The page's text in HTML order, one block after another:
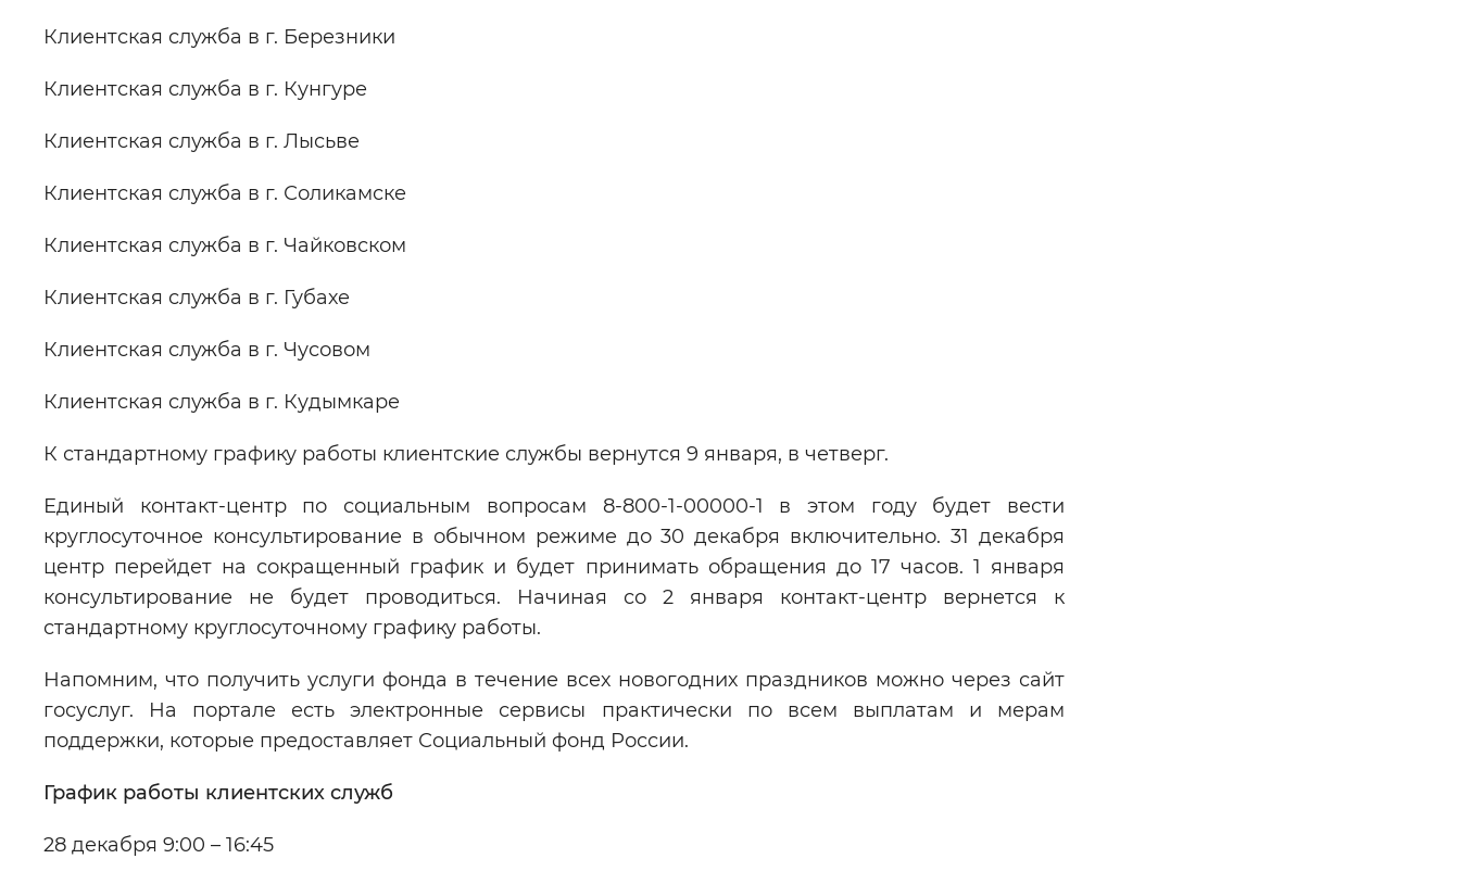
Клиентская служба в г. Березники
Клиентская служба в г. Кунгуре
Клиентская служба в г. Лысьве
Клиентская служба в г. Соликамске
Клиентская служба в г. Чайковском
Клиентская служба в г. Губахе
Клиентская служба в г. Чусовом
Клиентская служба в г. Кудымкаре
К стандартному графику работы клиентские службы вернутся 9 января, в четверг.
Единый контакт-центр по социальным вопросам 8-800-1-00000-1 в этом году будет вести
круглосуточное консультирование в обычном режиме до 30 декабря включительно. 31 декабря
центр перейдет на сокращенный график и будет принимать обращения до 17 часов. 1 января
консультирование не будет проводиться. Начиная со 2 января контакт-центр вернется к
стандартному круглосуточному графику работы.
Напомним, что получить услуги фонда в течение всех новогодних праздников можно через сайт
госуслуг. На портале есть электронные сервисы практически по всем выплатам и мерам
поддержки, которые предоставляет Социальный фонд России.
График работы клиентских служб
28 декабря 9:00 – 16:45